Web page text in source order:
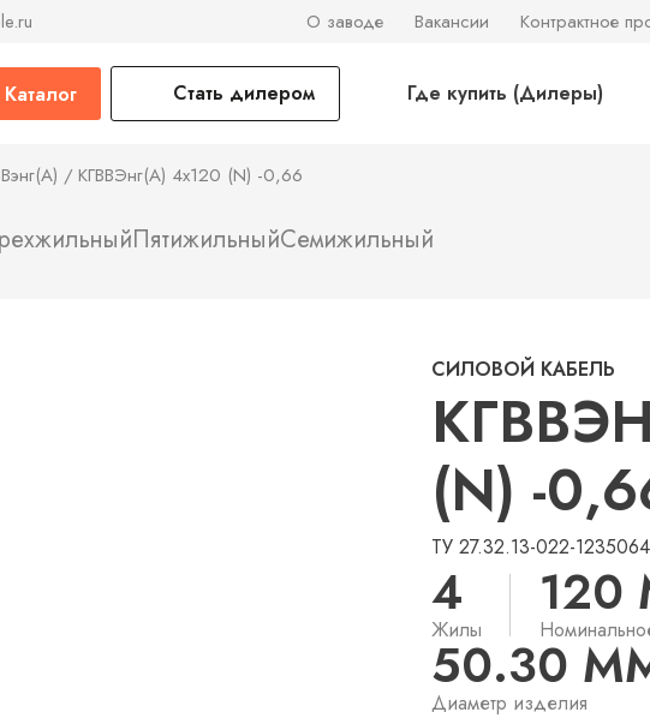
О заводе Вакансии Контрактное
Каталог Стать дилером Где купить (Дилеры)
КГВВЭнг(А) 4х120 (N) -0,66
ПятижильныйСемижильный
СИЛОВОЙ КАБЕЛЬ
(N) -
ТУ 27.32.13-022-
4
Жилы
50.30
Диаметр изделия